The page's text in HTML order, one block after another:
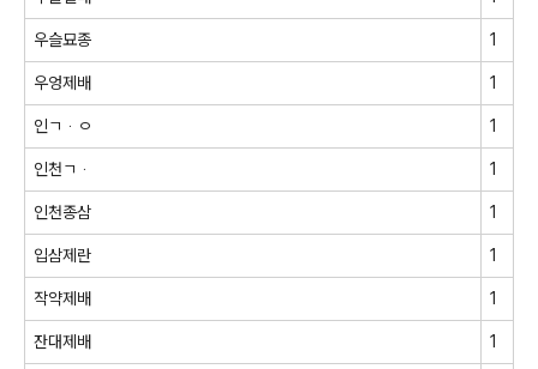
우슬묘종 1
우엉제배 1
인ㄱᆞㅇ 1
인천ㄱᆞ 1
인천종삼 1
입삼제란 1
작약제배 1
잔대제배 1